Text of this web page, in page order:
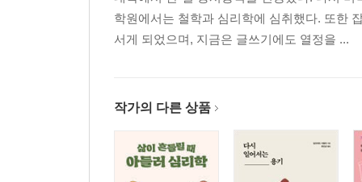
학원에서는 철학과 심리학에 심취했다. 또한
서게 되었으며, 지금은 글쓰기에도 열정을 ...
작가의 다른 상품